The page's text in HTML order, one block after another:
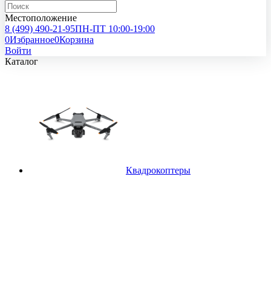
Местоположение
8 (499) 490-21-95ПН-ПТ 10:00-19:00
0Избранное0Корзина
Войти
Каталог
Квадрокоптеры